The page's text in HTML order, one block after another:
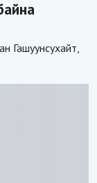
Гашуунсухайт,